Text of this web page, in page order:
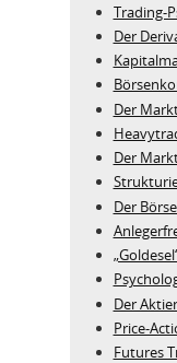
Trading-
Der
Der
Der
Der
Der
Price-
Futures